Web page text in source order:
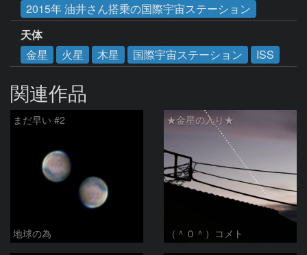
2015年 油井さん搭乗の国際宇宙ステーション
天体
金星
火星 木星 国際宇宙ステーション ISS
関連作品
まだ早い #2
地球の為
★金星の入り★
（＾０＾）コメト